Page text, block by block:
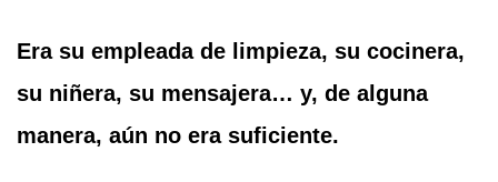
Era su empleada de limpieza, su cocinera,
su niñera, su mensajera… y, de alguna
manera, aún no era suficiente.